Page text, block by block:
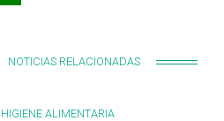
NOTICIAS RELACIONADAS
HIGIENE ALIMENTARIA